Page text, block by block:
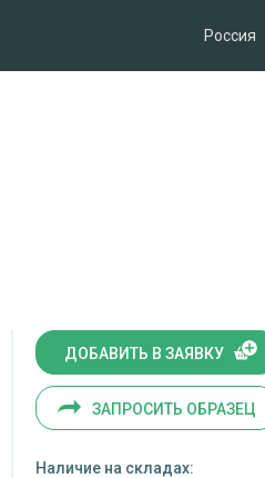
Россия
ДОБАВИТЬ В ЗАЯВКУ
ЗАПРОСИТЬ ОБРАЗЕЦ
Наличие на складах: